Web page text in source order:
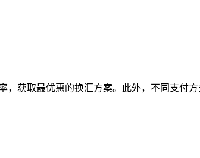
，获取最优惠的换汇方案。此外，不同支付